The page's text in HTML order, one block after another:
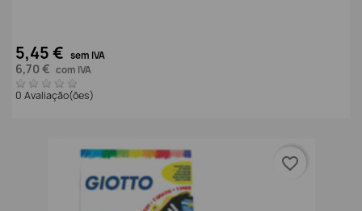
5,45 € sem IVA
6,70 € com IVA
0 Avaliação(ões)
favorite_border